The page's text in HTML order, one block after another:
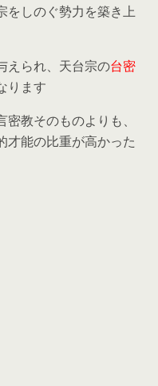
をしのぐ勢力を築き上
えられ、天台宗の台密
ります
教そのものよりも、
才能の比重が高かった